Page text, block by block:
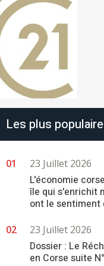
Les plus
23 Juillet 2026
L'économie
île qui s'enrichit
ont le sentiment
23 Juillet 2026
Dossier : Le
en Corse suite